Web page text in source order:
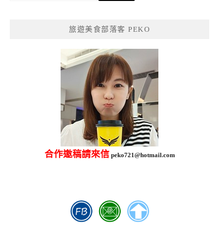
旅遊美食部落客 PEKO
合作邀稿請來信 peko721@hotmail.com